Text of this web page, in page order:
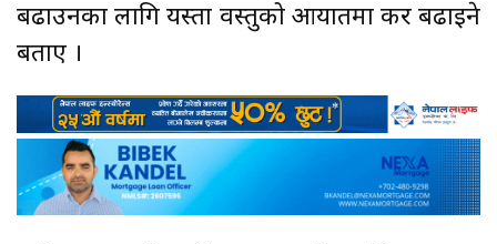
बढाउनका लागि यस्ता वस्तुको आयातमा कर बढाइने
बताए ।